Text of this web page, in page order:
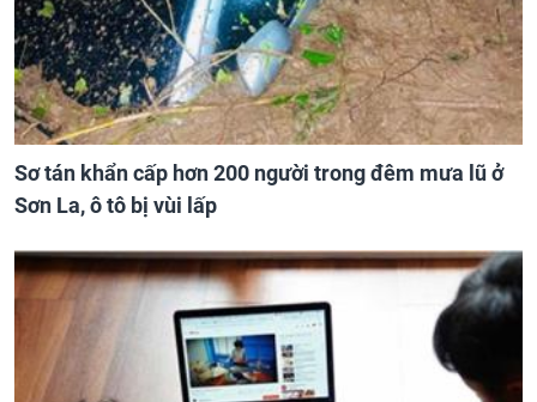
Sơ tán khẩn cấp hơn 200 người trong đêm mưa lũ ở
Sơn La, ô tô bị vùi lấp